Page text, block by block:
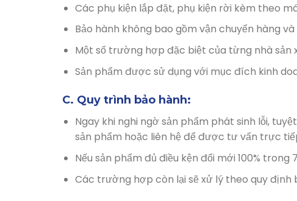
Các phụ kiện lắp đặt, phụ kiện rời kèm theo
Bảo hành không bao gồm vận chuyển hàng và
Một số trường hợp đặc biệt của từng nhà sản
Sản phẩm được sử dụng với mục đích kinh
C. Quy trình bảo hành:
Ngay khi nghi ngờ sản phẩm phát sinh lỗi,
sản phẩm hoặc liên hệ để được tư vấn trực
Nếu sản phẩm đủ điều kện đổi mới 100%
Các trường hợp còn lại sẽ xử lý theo quy định